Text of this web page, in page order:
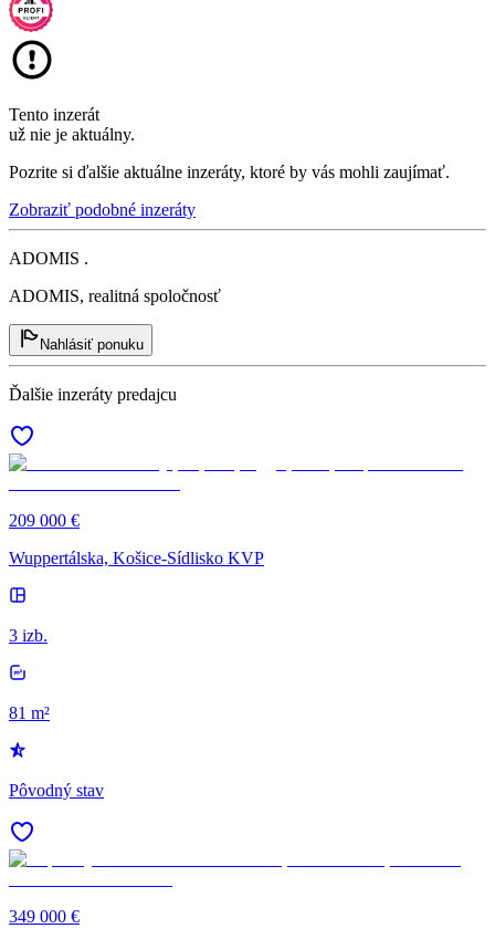
Tento inzerát
už nie je aktuálny.
Pozrite si ďalšie aktuálne inzeráty, ktoré by vás mohli zaujímať.
Zobraziť podobné inzeráty
ADOMIS .
ADOMIS, realitná spoločnosť
Nahlásiť ponuku
Ďalšie inzeráty predajcu
209 000 €
Wuppertálska, Košice-Sídlisko KVP
3 izb.
81 m²
Pôvodný stav
349 000 €